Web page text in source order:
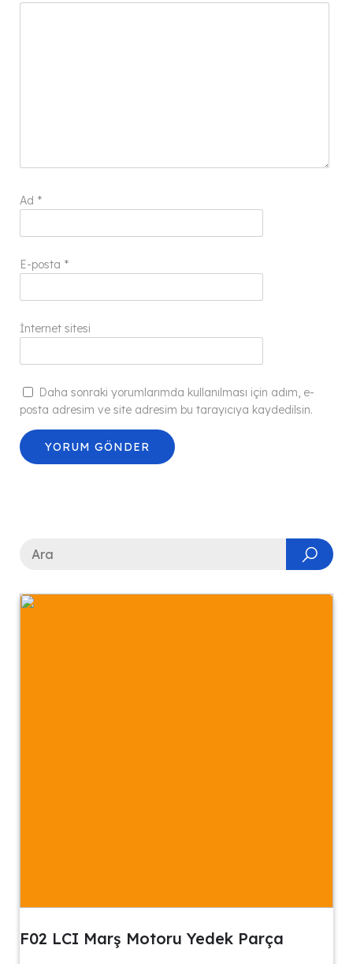
Ad *
E-posta *
İnternet sitesi
Daha sonraki yorumlarımda kullanılması için adım, e-
posta adresim ve site adresim bu tarayıcıya kaydedilsin.
F02 LCI Marş Motoru Yedek Parça